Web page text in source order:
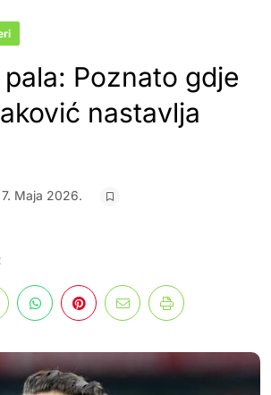
Poznato gdje
nastavlja
7. Maja 2026.